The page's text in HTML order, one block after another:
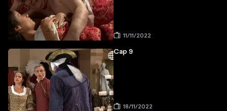
11/11/2022
Cap 9
18/11/2022